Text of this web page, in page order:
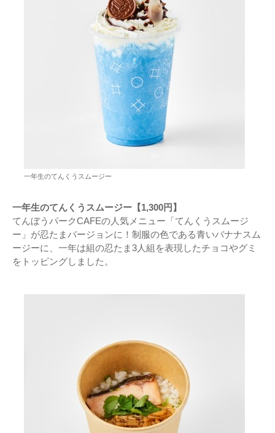
一年生のてんくうスムージー
一年生のてんくうスムージー【1,300円】
てんぼうパークCAFEの人気メニュー「てんくうスムージ
ー」が忍たまバージョンに！制服の色である青いバナナスム
ージーに、一年は組の忍たま3人組を表現したチョコやグミ
をトッピングしました。